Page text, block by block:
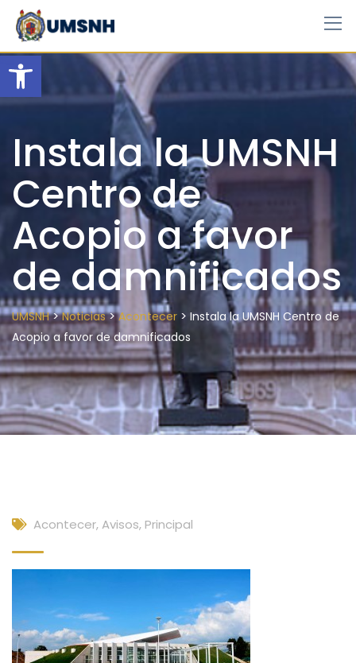
Open toolbar
Skip
content
Instala la UMSNH
Centro de
Acopio a favor
de damnificados
UMSNH>Noticias>Acontecer > Instala la UMSNH Centro de
Acopio a favor de damnificados
Acontecer,Avisos, Principal